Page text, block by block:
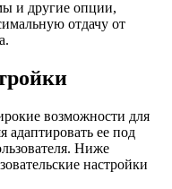
и другие опции,
отдачу от
возможности для
адаптировать ее под
Ниже
настройки